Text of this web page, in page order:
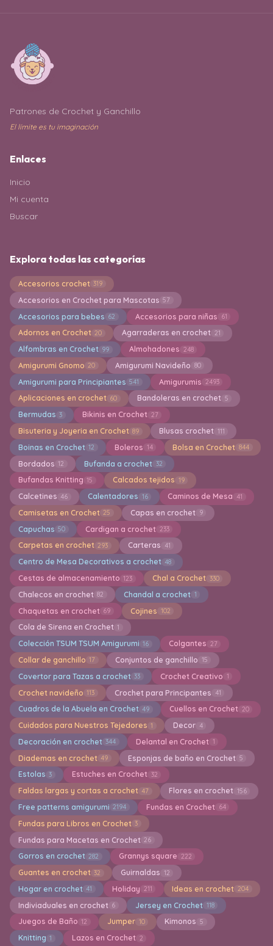
Patrones de Crochet y Ganchillo
El límite es tu imaginación
Enlaces
Inicio
Mi cuenta
Buscar
Explora todas las categorías
Accesorios crochet 319
Accesorios en Crochet para Mascotas 57
Accesorios para bebes 62 Accesorios para niñas 61
Adornos en Crochet 20 Agarraderas en crochet 21
Alfombras en Crochet 99 Almohadones 248
Amigurumi Gnomo 20 Amigurumi Navideño 80
Amigurumi para Principiantes 541 Amigurumis 2493
Aplicaciones en crochet 60 Bandoleras en crochet 5
Bermudas 3 Bikinis en Crochet 27
Bisuteria y Joyeria en Crochet 89 Blusas crochet 111
Boinas en Crochet 12 Boleros 14 Bolsa en Crochet 844
Bordados 12 Bufanda a crochet 32
Bufandas Knitting 15 Calcados tejidos 19
Calcetines 46 Calentadores 16 Caminos de Mesa 41
Camisetas en Crochet 25 Capas en crochet 9
Capuchas 50 Cardigan a crochet 233
Carpetas en crochet 293 Carteras 41
Centro de Mesa Decorativos a crochet 48
Cestas de almacenamiento 123 Chal a Crochet 330
Chalecos en crochet 82 Chandal a crochet 1
Chaquetas en crochet 69 Cojines 102
Cola de Sirena en Crochet 1
Colección TSUM TSUM Amigurumi 16 Colgantes 27
Collar de ganchillo 17 Conjuntos de ganchillo 15
Covertor para Tazas a crochet 33 Crochet Creativo 1
Crochet navideño 113 Crochet para Principantes 41
Cuadros de la Abuela en Crochet 49 Cuellos en Crochet 20
Cuidados para Nuestros Tejedores 1 Decor 4
Decoración en crochet 344 Delantal en Crochet 1
Diademas en crochet 49 Esponjas de baño en Crochet 5
Estolas 3 Estuches en Crochet 32
Faldas largas y cortas a crochet 47 Flores en crochet 156
Free patterns amigurumi 2194 Fundas en Crochet 64
Fundas para Libros en Crochet 3
Fundas para Macetas en Crochet 26
Gorros en crochet 282 Grannys square 222
Guantes en crochet 32 Guirnaldas 12
Hogar en crochet 41 Holiday 211 Ideas en crochet 204
Indiviaduales en crochet 6 Jersey en Crochet 118
Juegos de Baño 12 Jumper 10 Kimonos 5
Knitting 1 Lazos en Crochet 2